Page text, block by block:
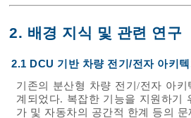
2. 배경 지식 및 관련 연구
2.1 DCU 기반 차량 전기/전자 아키텍
기존의 분산형 차량 전기/전자 아
계되었다. 복잡한 기능을 지원하기
가 및 자동차의 공간적 한계 등의